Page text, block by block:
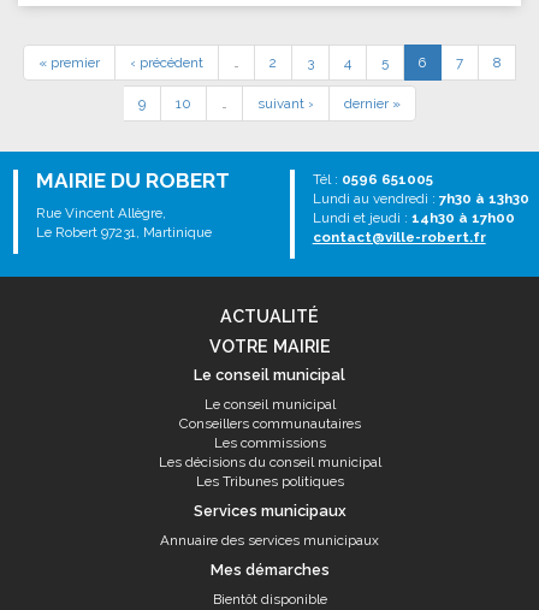
« premier ‹ précédent … 2 3 4 5 6 7 8
9 10 … suivant › dernier »
MAIRIE DU ROBERT
Rue Vincent Allègre,
Le Robert 97231, Martinique
Tél : 0596 651005
Lundi au vendredi : 7h30 à 13h30
Lundi et jeudi : 14h30 à 17h00
contact@ville-robert.fr
ACTUALITÉ
VOTRE MAIRIE
Le conseil municipal
Le conseil municipal
Conseillers communautaires
Les commissions
Les décisions du conseil municipal
Les Tribunes politiques
Services municipaux
Annuaire des services municipaux
Mes démarches
Bientôt disponible